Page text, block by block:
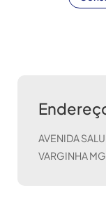
AVENIDA
VARGINHA MG